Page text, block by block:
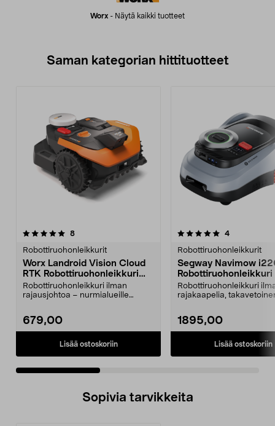
Worx - Näytä kaikki tuotteet
Saman kategorian hittituotteet
8arvostelut
Robottiruohonleikkurit
Worx Landroid Vision Cloud
RTK Robottiruohonleikkuri
300 m2
Robottiruohonleikkuri ilman
rajausjohtoa – nurmialueille
679,00
Lisää ostoskoriin
5.0 viidestä
4arvostelut
Robottiruohonleikkurit
Segway Navimow
Robottiruohonleikkuri
rajakaapelia, 2000
Robottiruohonleikkuri
rajakaapelia,
1895,00
Lisää ostoskoriin
4.0 viidestä
Sopivia tarvikkeita